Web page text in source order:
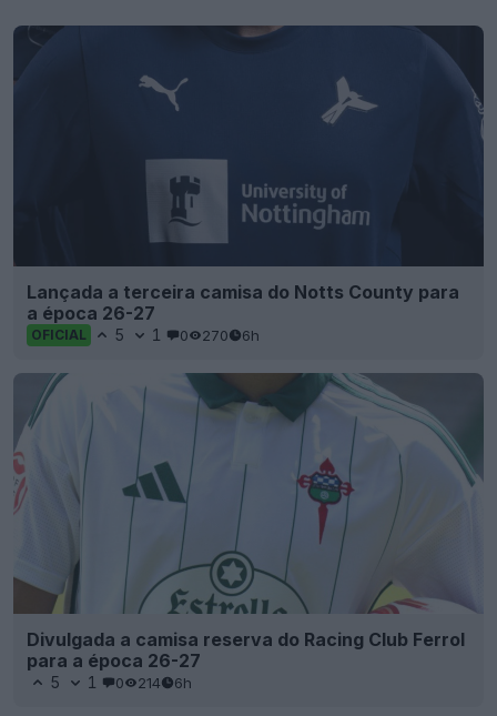
Lançada a terceira camisa do Notts County para
a época 26-27
OFICIAL 5 1 0 270 6h
Divulgada a camisa reserva do Racing Club Ferrol
para a época 26-27
5 1 0 214 6h